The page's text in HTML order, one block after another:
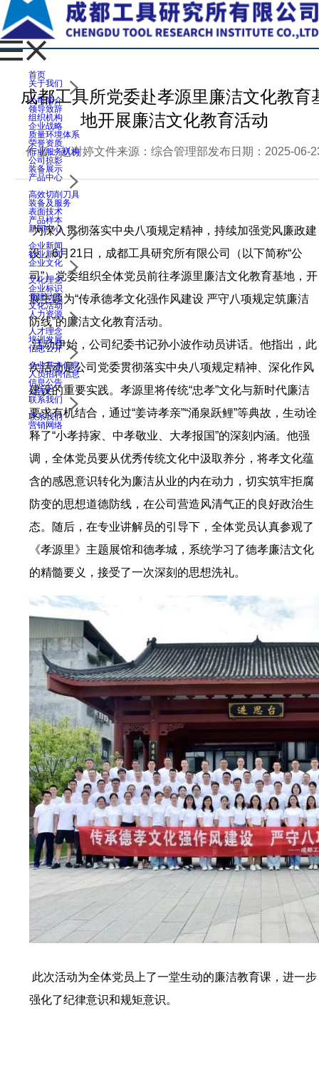
首页
关于我们
公司简介
领导致辞
组织机构
企业战略
质量环境体系
荣誉资质
行业服务机构
公司掠影
装备展示
产品中心
高效切削刀具
装备及服务
表面技术
产品样本
新闻中心
企业新闻
行业新闻
企业文化
文化理念
企业标识
党建动态
文化活动
人力资源
人才理念
培训发展
信息公开
企业基本信息
人员招聘信息
信息公告
公告栏
联系我们
联系我们
营销网络
成都工具所党委赴孝源里廉洁文化教育
地开展廉洁文化教育活动
作者：赵谢婷文件来源：综合管理部发布日期：2025-06-
为深入贯彻落实中央八项规定精神，持续加强党风廉政建
设，6月21日，成都工具研究所有限公司（以下简称“公
司”）党委组织全体党员前往孝源里廉洁文化教育基地，开
展主题为“传承德孝文化强作风建设 严守八项规定筑廉洁
防线”的廉洁文化教育活动。
活动伊始，公司纪委书记孙小波作动员讲话。他指出，此
次活动是公司党委贯彻落实中央八项规定精神、深化作风
建设的重要实践。孝源里将传统“忠孝”文化与新时代廉洁
要求有机结合，通过“姜诗孝亲”“涌泉跃鲤”等典故，生动诠
释了“小孝持家、中孝敬业、大孝报国”的深刻内涵。他强
调，全体党员要从优秀传统文化中汲取养分，将孝文化蕴
含的感恩意识转化为廉洁从业的内在动力，切实筑牢拒腐
防变的思想道德防线，在公司营造风清气正的良好政治生
态。随后，在专业讲解员的引导下，全体党员认真参观了
《孝源里》主题展馆和德孝城，系统学习了德孝廉洁文化
的精髓要义，接受了一次深刻的思想洗礼。
此次活动为全体党员上了一堂生动的廉洁教育课，进一步
强化了纪律意识和规矩意识。